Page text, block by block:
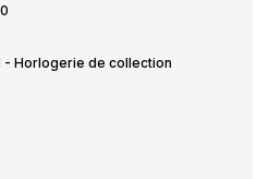
- Horlogerie de collection